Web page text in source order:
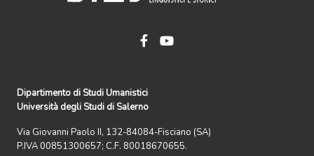
Dipartimento di Studi Umanistici
Università degli Studi di Salerno
Via Giovanni Paolo II, 132-84084-Fisciano (SA)
P.IVA 00851300657; C.F. 80018670655.